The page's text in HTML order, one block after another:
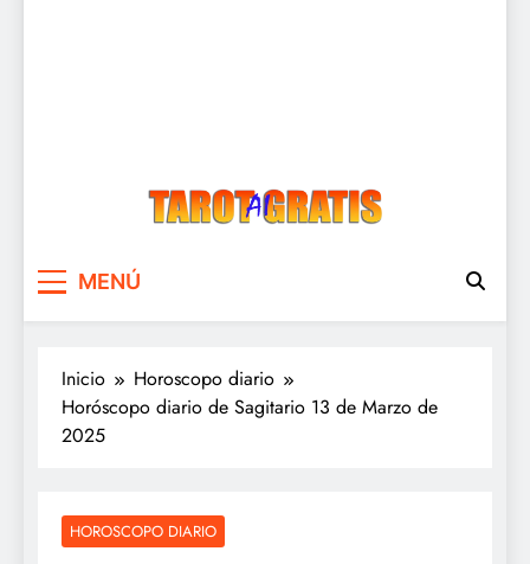
MENÚ
Inicio
Horoscopo diario
Horóscopo diario de Sagitario 13 de Marzo de
2025
HOROSCOPO DIARIO